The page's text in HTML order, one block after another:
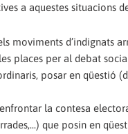
a aquestes situacions
moviments d’indignats
places per al debat
posar en qüestió
la contesa
que posin en